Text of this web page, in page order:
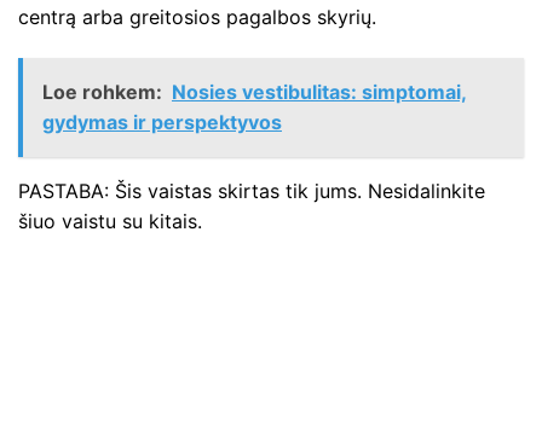
centrą arba greitosios pagalbos skyrių.
Loe rohkem: Nosies vestibulitas: simptomai,
gydymas ir perspektyvos
PASTABA: Šis vaistas skirtas tik jums. Nesidalinkite
šiuo vaistu su kitais.